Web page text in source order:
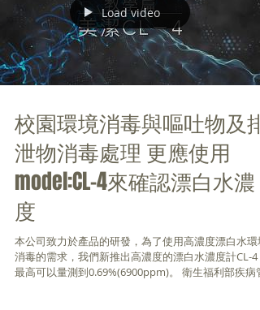
Load video
校園環境消毒與嘔吐物及排
泄物消毒處理 更應使用
model:CL-4來確認漂白水濃
度
本公司致力於產品的研發，為了使用高濃度漂白水環境
消毒的需求，我們新推出高濃度的漂白水濃度計CL-4，
最高可以量測到0.69%(6900ppm)。 衛生福利部疾病管